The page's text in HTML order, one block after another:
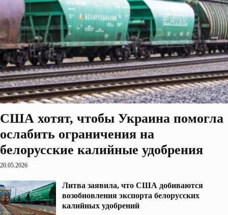
США хотят, чтобы Украина помогла
ослабить ограничения на
белорусские калийные удобрения
20.05.2026
Литва заявила, что США добиваются
возобновления экспорта белорусских
калийных удобрений